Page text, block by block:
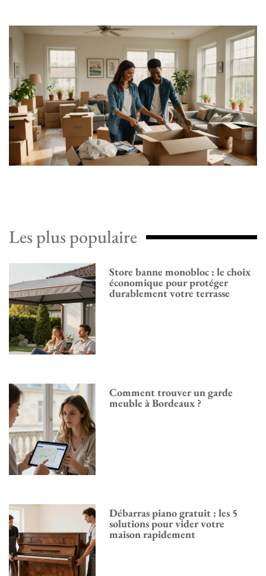
Les plus populaire
Store banne monobloc : le choix
économique pour protéger
durablement votre terrasse
Comment trouver un garde
meuble à Bordeaux ?
Débarras piano gratuit : les 5
solutions pour vider votre
maison rapidement